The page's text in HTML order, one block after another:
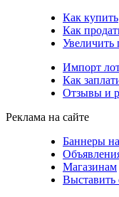
Как купить
Как
Увеличить
Импорт
Как
Отзывы и
Реклама на сайте
Баннеры
Магазинам
Выставить